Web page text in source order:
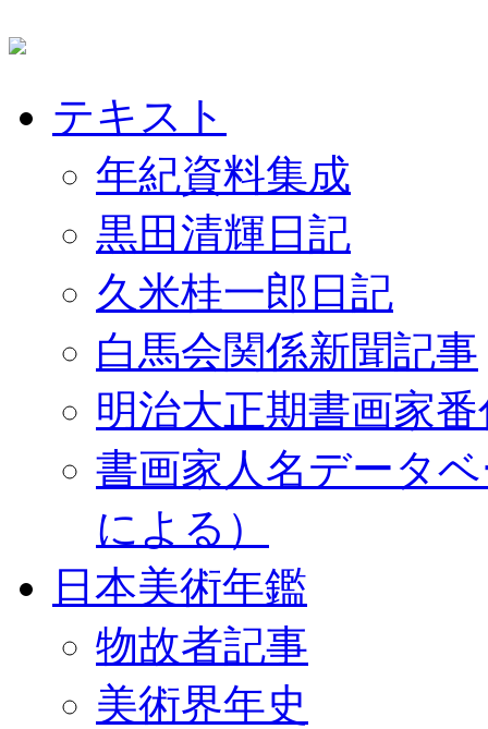
テキスト
年紀資料集成
黒田清輝日記
久米桂一郎日記
白馬会関係新聞記事
明治大正期書画家
書画家人名データ
による）
日本美術年鑑
物故者記事
美術界年史